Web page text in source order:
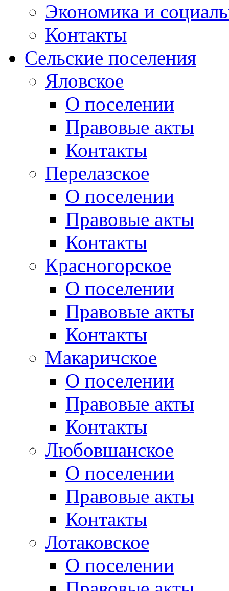
Экономика и
Контакты
Сельские поселения
Яловское
О поселении
Правовые акты
Контакты
Перелазское
О поселении
Правовые акты
Контакты
Красногорское
О поселении
Правовые акты
Контакты
Макаричское
О поселении
Правовые акты
Контакты
Любовшанское
О поселении
Правовые акты
Контакты
Лотаковское
О поселении